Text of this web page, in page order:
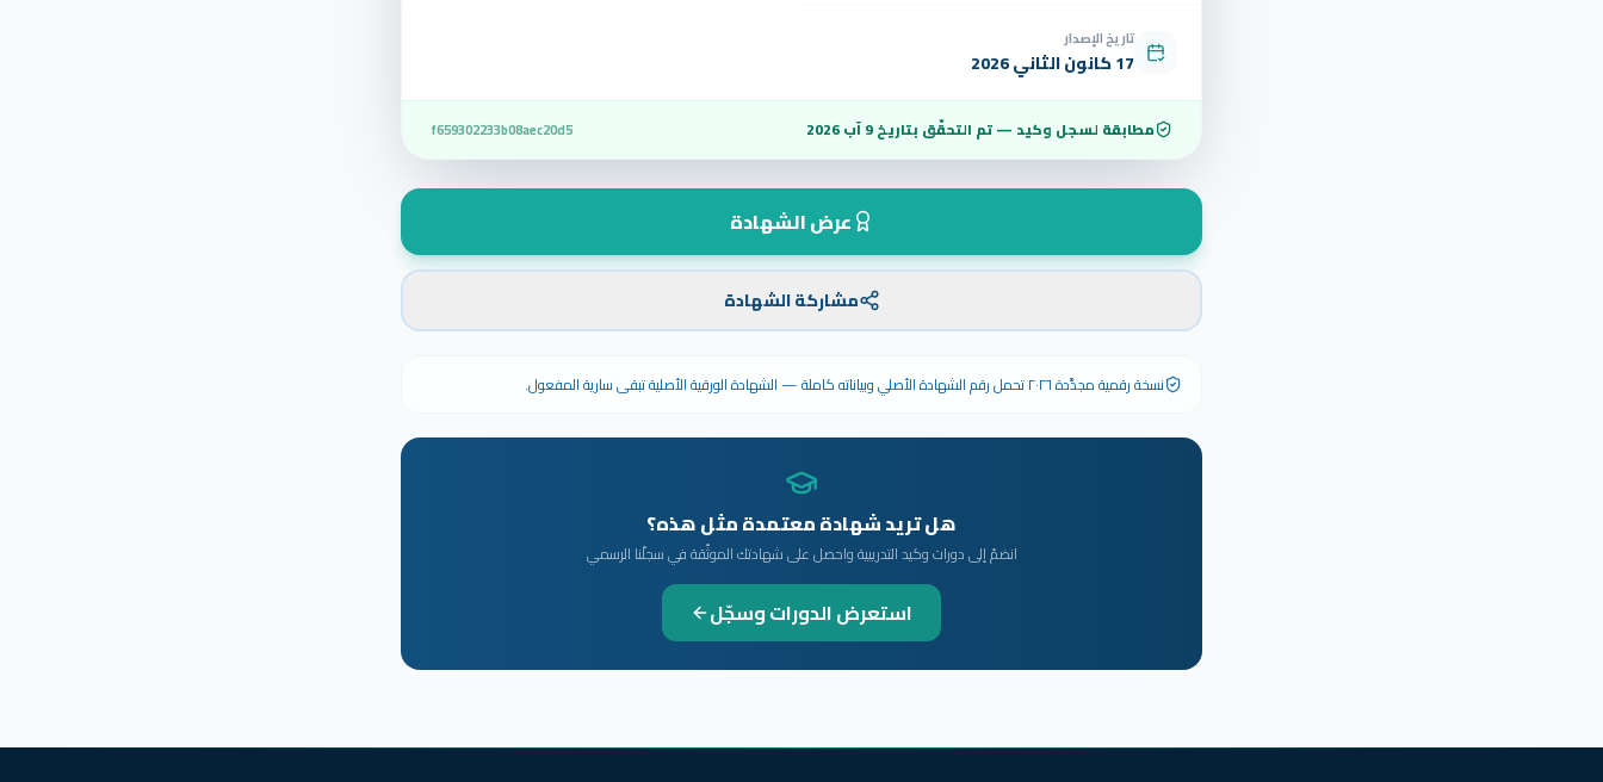
تاريخ الإصدار
17 كانون الثاني 2026
مطابقة لسجل وكيد — تم التحقّق بتاريخ9 آب 2026 f659302233b08aec20d5
عرض الشهادة
مشاركة الشهادة
نسخة رقمية مجدَّدة ٢٠٢٦ تحمل رقم الشهادة الأصلي وبياناته كاملة — الشهادة الورقية الأصلية تبقى سارية المفعول.
هل تريد شهادة معتمدة مثل هذه؟
انضمّ إلى دورات وكيد التدريبية واحصل على شهادتك الموثّقة في سجلّنا الرسمي
استعرض الدورات وسجّل